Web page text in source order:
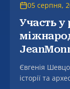
05 серпня,
Участь у
Євгенія
історії та